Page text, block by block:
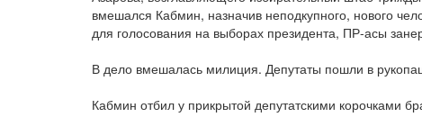
вмешался Кабмин, назначив неподкупного, нового
для голосования на выборах президента, ПР-асы
В дело вмешалась милиция. Депутаты пошли в
Кабмин отбил у прикрытой депутатскими корочками